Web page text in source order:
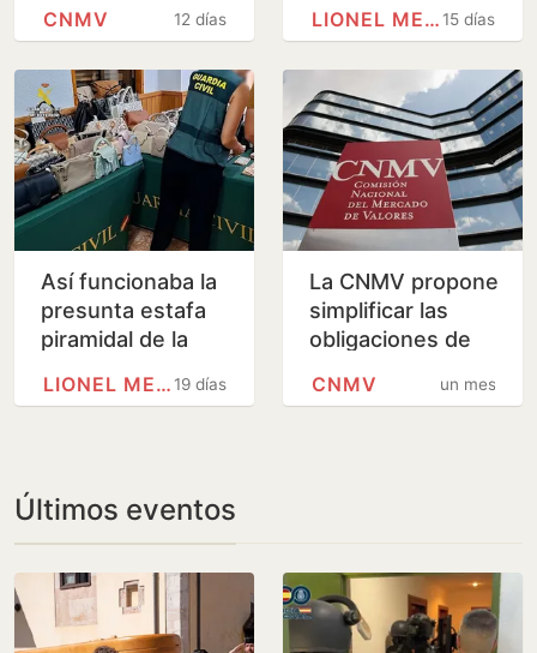
12 días
CNMV
con las cuentas
15 días
LIONEL MESSI
Así funcionaba la
presunta estafa
piramidal de la
finanzas'
19 días
LIONEL MESSI
La CNMV propone
simplificar las
obligaciones de
fondos
un mes
CNMV
Últimos eventos